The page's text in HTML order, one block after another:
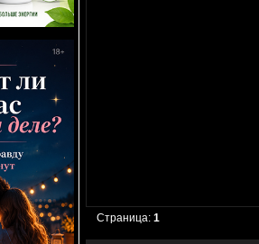
Страница:1